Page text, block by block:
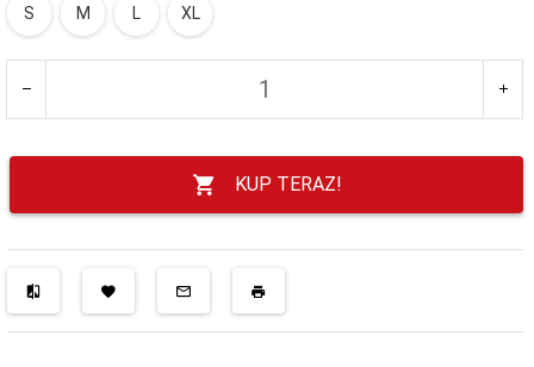
S M L XL
KUP TERAZ!